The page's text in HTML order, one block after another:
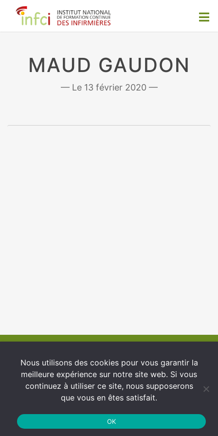
MAUD GAUDON
13 février 2020
Nous utilisons des cookies pour vous garantir la
meilleure expérience sur notre site web. Si vous
continuez à utiliser ce site, nous supposerons
que vous en êtes satisfait.
OK
Conditions générales d’utilisation
Protection des Données